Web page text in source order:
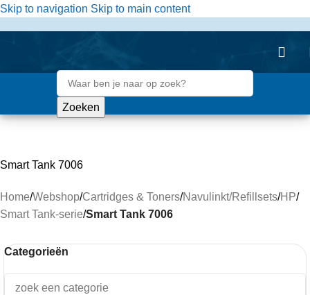
de
Skip to navigation Skip to main content
Zoeken
Smart Tank 7006
Home/Webshop/Cartridges & Toners/Navulinkt/Refillsets/HP/
Smart Tank-serie/Smart Tank 7006
Categorieën